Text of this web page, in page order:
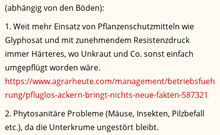
(abhängig von den Böden):
1. Weit mehr Einsatz von Pflanzenschutzmitteln wie
Glyphosat und mit zunehmendem Resistenzdruck
immer Härteres, wo Unkraut und Co. sonst einfach
umgepflügt worden wäre.
https://www.agrarheute.com/management/betriebsfueh
rung/pfluglos-ackern-bringt-nichts-neue-fakten-587321
2. Phytosanitäre Probleme (Mäuse, Insekten, Pilzbefall
etc.), da die Unterkrume ungestört bleibt.